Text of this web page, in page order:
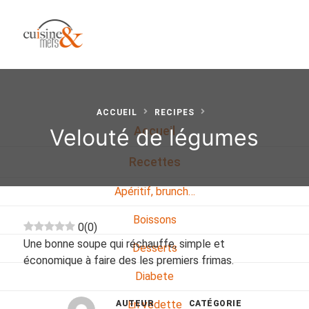
Accueil
Recettes
Apéritif, brunch…
Boissons
Desserts
Diabete
En vedette
ACCUEIL RECIPES
Velouté de légumes
0(0)
Une bonne soupe qui réchauffe, simple et
économique à faire des les premiers frimas.
AUTEUR CATÉGORIE